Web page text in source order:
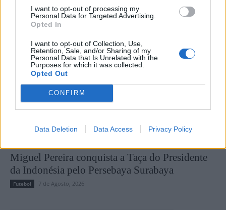
I want to opt-out of processing my
Personal Data for Targeted Advertising.
Opted In
I want to opt-out of Collection, Use,
Retention, Sale, and/or Sharing of my
Personal Data that Is Unrelated with the
Purposes for which it was collected.
Opted Out
CONFIRM
Data Deletion Data Access Privacy Policy
Últimas notícias
Miguel Pereira conquista a Taça do Presidente
da Indonésia pelo Persebaya Surabaya
Futebol 7 de Agosto, 2026